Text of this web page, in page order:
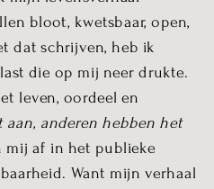
bloot, kwetsbaar, open,
dat schrijven, heb ik
die op mij neer drukte.
leven, oordeel en
aan, anderen hebben het
mij af in het publieke
Want mijn verhaal